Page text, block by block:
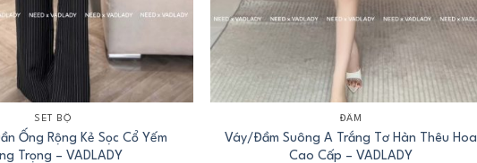
SET BỘ
Ống Rộng Kẻ Sọc Cổ Yếm
Trọng – VADLADY
ĐẦM
Váy/Đầm Suông A Trắng Tơ Hàn Thêu Hoa
Cao Cấp – VADLADY